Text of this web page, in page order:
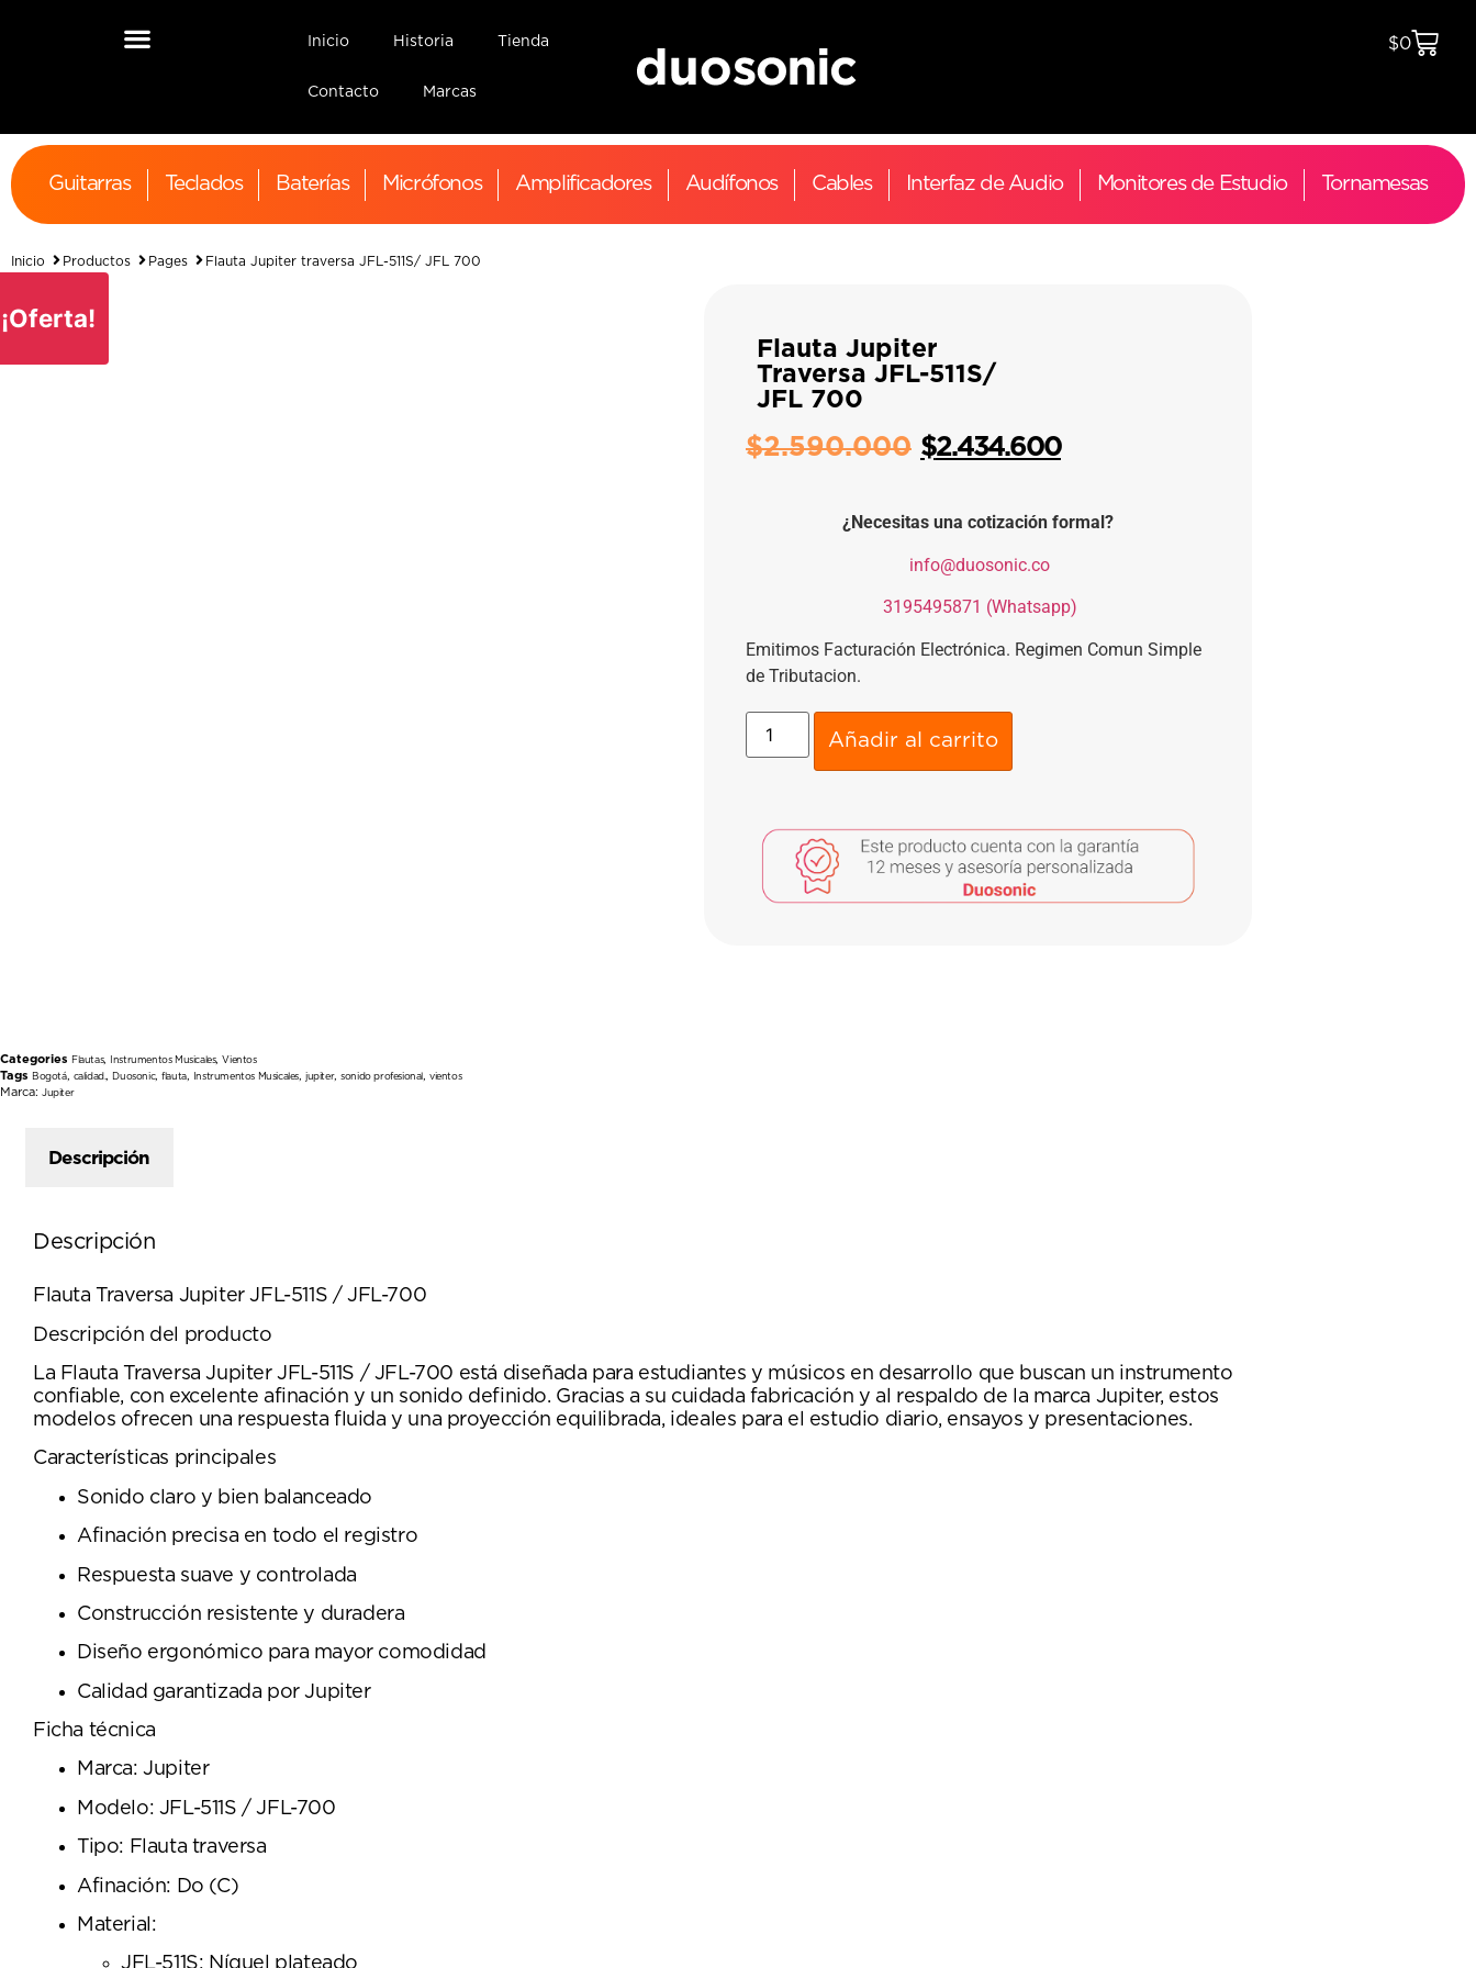
Inicio Historia Tienda
Contacto Marcas
$0
Guitarras Teclados Baterías Micrófonos Amplificadores Audífonos Cables Interfaz de Audio Monitores de Estudio Tornamesas
Inicio Productos Pages Flauta Jupiter traversa JFL-511S/ JFL 700
¡Oferta!
Categories Flautas, Instrumentos Musicales,Vientos
Tags Bogotá, calidad.,Duosonic,flauta, Instrumentos Musicales,jupiter,sonido profesional,vientos
Marca: Jupiter
Flauta Jupiter
Traversa JFL-511S/
JFL 700
$2.590.000 $2.434.600
¿Necesitas una cotización formal?
info@duosonic.co
3195495871 (Whatsapp)
Emitimos Facturación Electrónica. Regimen Comun Simple
de Tributacion.
Añadir al carrito
Descripción
Descripción
Flauta Traversa Jupiter JFL-511S / JFL-700
Descripción del producto
La Flauta Traversa Jupiter JFL-511S / JFL-700 está diseñada para estudiantes y músicos en desarrollo que buscan un instrumento
confiable, con excelente afinación y un sonido definido. Gracias a su cuidada fabricación y al respaldo de la marca Jupiter, estos
modelos ofrecen una respuesta fluida y una proyección equilibrada, ideales para el estudio diario, ensayos y presentaciones.
Características principales
Sonido claro y bien balanceado
Afinación precisa en todo el registro
Respuesta suave y controlada
Construcción resistente y duradera
Diseño ergonómico para mayor comodidad
Calidad garantizada por Jupiter
Ficha técnica
Marca: Jupiter
Modelo: JFL-511S / JFL-700
Tipo: Flauta traversa
Afinación: Do (C)
Material: